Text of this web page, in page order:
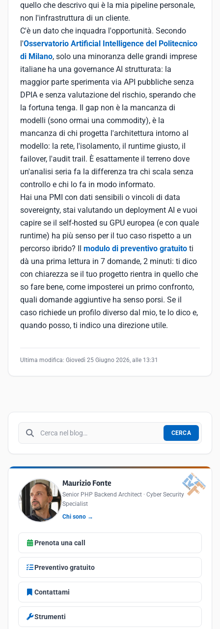
quello che descrivo qui è la mia pipeline personale,
non l'infrastruttura di un cliente.
C'è un dato che inquadra l'opportunità. Secondo
l'Osservatorio Artificial Intelligence del Politecnico
di Milano, solo una minoranza delle grandi imprese
italiane ha una governance AI strutturata: la
maggior parte sperimenta via API pubbliche senza
DPIA e senza valutazione del rischio, sperando che
la fortuna tenga. Il gap non è la mancanza di
modelli (sono ormai una commodity), è la
mancanza di chi progetta l'architettura intorno al
modello: la rete, l'isolamento, il runtime giusto, il
failover, l'audit trail. È esattamente il terreno dove
un'analisi seria fa la differenza tra chi scala senza
controllo e chi lo fa in modo informato.
Hai una PMI con dati sensibili o vincoli di data
sovereignty, stai valutando un deployment AI e vuoi
capire se il self-hosted su GPU europea (e con quale
runtime) ha più senso per il tuo caso rispetto a un
percorso ibrido? Il modulo di preventivo gratuito ti
dà una prima lettura in 7 domande, 2 minuti: ti dico
con chiarezza se il tuo progetto rientra in quello che
so fare bene, come imposterei un primo confronto,
quali domande aggiuntive ha senso porsi. Se il
caso richiede un profilo diverso dal mio, te lo dico e,
quando posso, ti indico una direzione utile.
Ultima modifica: Giovedì 25 Giugno 2026, alle 13:31
Cerca nel blog
CERCA
Maurizio Fonte
Senior PHP Backend Architect · Cyber Security
Specialist
Chi sono →
Prenota una call
Preventivo gratuito
Contattami
Strumenti